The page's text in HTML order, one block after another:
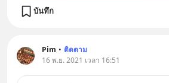
บันทึก
Pim • ติดตาม
16 พ.ย. 2021 เวลา 16:51